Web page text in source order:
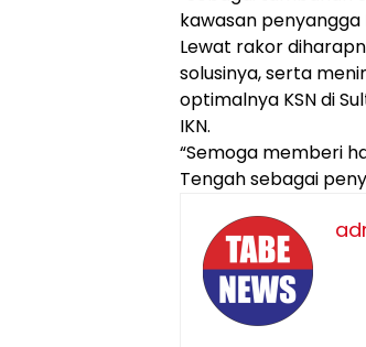
kawasan penyangga
Lewat rakor
solusinya, serta
optimalnya KSN di
IKN.
“Semoga memberi
Tengah sebagai